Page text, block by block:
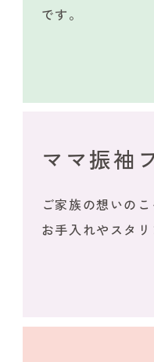
です。
ママ振袖
ご家族の想いの
お手入れやスタリ